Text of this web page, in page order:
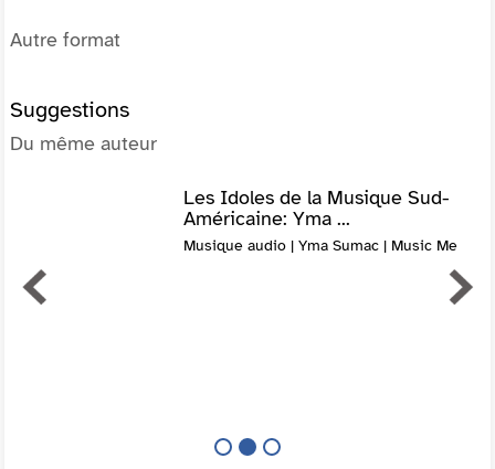
Autre format
Suggestions
Du même auteur
Les Idoles de la Musique Sud-
Américaine: Yma ...
Musique audio | Yma Sumac | Music Me